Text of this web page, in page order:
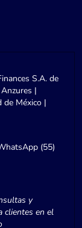
S.A. de
|
de México |
(55)
y
clientes en el